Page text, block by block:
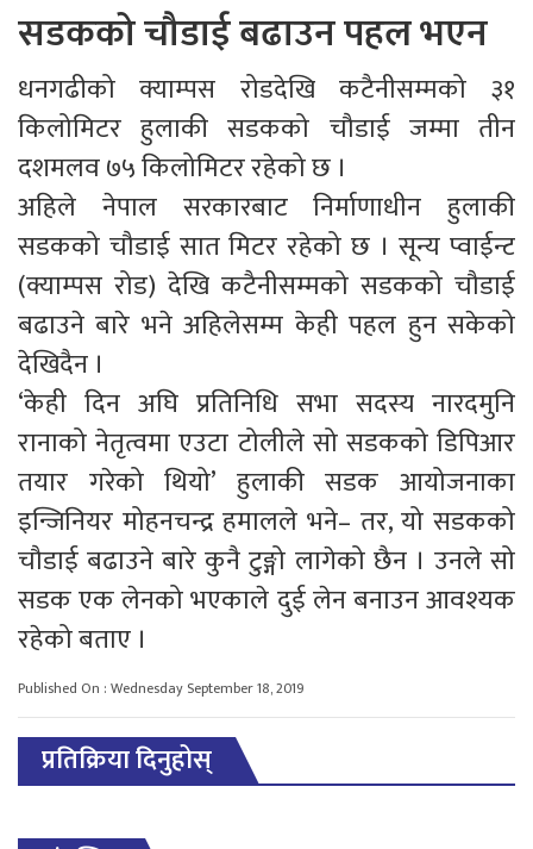
सडकको चौडाई बढाउन पहल भएन
धनगढीको क्याम्पस रोडदेखि कटैनीसम्मको ३१
किलोमिटर हुलाकी सडकको चौडाई जम्मा तीन
दशमलव ७५ किलोमिटर रहेको छ ।
अहिले नेपाल सरकारबाट निर्माणाधीन हुलाकी
सडकको चौडाई सात मिटर रहेको छ । सून्य प्वाईन्ट
(क्याम्पस रोड) देखि कटैनीसम्मको सडकको चौडाई
बढाउने बारे भने अहिलेसम्म केही पहल हुन सकेको
देखिदैन ।
‘केही दिन अघि प्रतिनिधि सभा सदस्य नारदमुनि
रानाको नेतृत्वमा एउटा टोलीले सो सडकको डिपिआर
तयार गरेको थियो’ हुलाकी सडक आयोजनाका
इन्जिनियर मोहनचन्द्र हमालले भने– तर, यो सडकको
चौडाई बढाउने बारे कुनै टुङ्गो लागेको छैन । उनले सो
सडक एक लेनको भएकाले दुई लेन बनाउन आवश्यक
रहेको बताए ।
Published On : Wednesday September 18, 2019
प्रतिक्रिया दिनुहोस्